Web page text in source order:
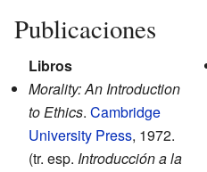
Publicaciones
Libros
Morality: An Introduction
to Ethics. Cambridge
University Press, 1972.
(tr. esp. Introducción a la